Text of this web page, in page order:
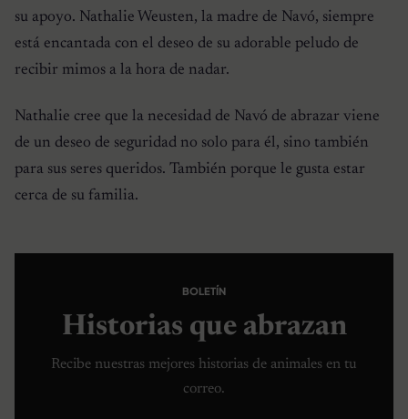
su apoyo. Nathalie Weusten, la madre de Navó, siempre
está encantada con el deseo de su adorable peludo de
recibir mimos a la hora de nadar.
Nathalie cree que la necesidad de Navó de abrazar viene
de un deseo de seguridad no solo para él, sino también
para sus seres queridos. También porque le gusta estar
cerca de su familia.
BOLETÍN
Historias que abrazan
Recibe nuestras mejores historias de animales en tu
correo.